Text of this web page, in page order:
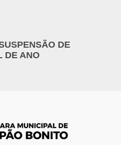
DE
DE ANO